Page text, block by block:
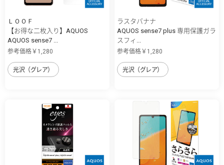
ＬＯＯＦ
【お得な二枚入り】AQUOS
AQUOS sense7 ...
参考価格￥1,280
光沢（グレア）
ラスタバナナ
AQUOS sense7 plus 専用保護ガラ
スフィ...
参考価格￥1,280
光沢（グレア）